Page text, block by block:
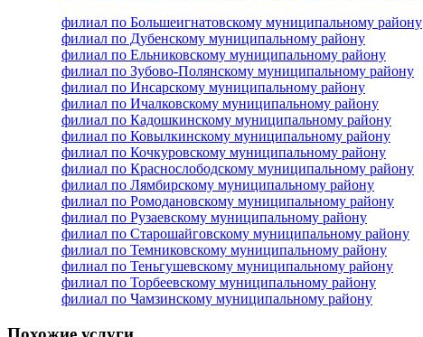
филиал по Большеигнатовскому муниципальному району
филиал по Дубенскому муниципальному району
филиал по Ельниковскому муниципальному району
филиал по Зубово-Полянскому муниципальному району
филиал по Инсарскому муниципальному району
филиал по Ичалковскому муниципальному району
филиал по Кадошкинскому муниципальному району
филиал по Ковылкинскому муниципальному району
филиал по Кочкуровскому муниципальному району
филиал по Краснослободскому муниципальному району
филиал по Лямбирскому муниципальному району
филиал по Ромодановскому муниципальному району
филиал по Рузаевскому муниципальному району
филиал по Старошайговскому муниципальному району
филиал по Темниковскому муниципальному району
филиал по Теньгушевскому муниципальному району
филиал по Торбеевскому муниципальному району
филиал по Чамзинскому муниципальному району